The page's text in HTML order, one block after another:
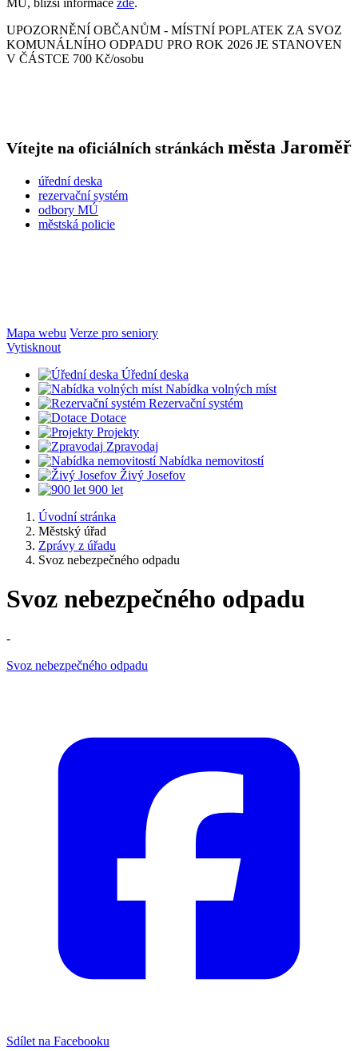
MÚ, bližsí informace zde.
UPOZORNĚNÍ OBČANŮM - MÍSTNÍ POPLATEK ZA SVOZ
KOMUNÁLNÍHO ODPADU PRO ROK 2026 JE STANOVEN
V ČÁSTCE 700 Kč/osobu
Vítejte na oficiálních stránkách města Jaroměř
úřední deska
rezervační systém
odbory MÚ
městská policie
Mapa webu Verze pro seniory
Vytisknout
Úřední deska
Nabídka volných míst
Rezervační systém
Dotace
Projekty
Zpravodaj
Nabídka nemovitostí
Živý Josefov
900 let
Úvodní stránka
Městský úřad
Zprávy z úřadu
Svoz nebezpečného odpadu
Svoz nebezpečného odpadu
-
Svoz nebezpečného odpadu
Sdílet na Facebooku